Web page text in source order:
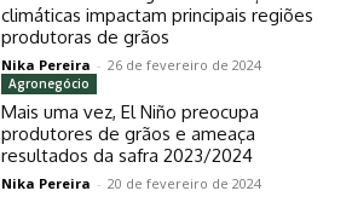
climáticas impactam principais regiões
produtoras de grãos
Nika Pereira - 26 de fevereiro de 2024
Agronegócio
Mais uma vez, El Niño preocupa
produtores de grãos e ameaça
resultados da safra 2023/2024
Nika Pereira - 20 de fevereiro de 2024